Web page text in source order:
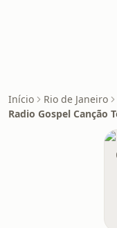
Início Rio de Janeiro
Radio Gospel Canção